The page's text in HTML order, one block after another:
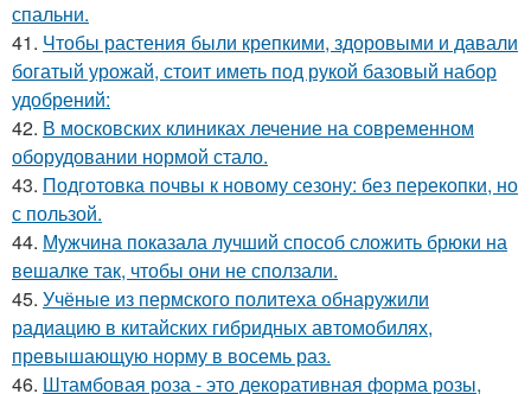
спальни.
41. Чтобы растения были крепкими, здоровыми и давали
богатый урожай, стоит иметь под рукой базовый набор
удобрений:
42. В московских клиниках лечение на современном
оборудовании нормой стало.
43. Подготовка почвы к новому сезону: без перекопки, но
с пользой.
44. Мужчина показала лучший способ сложить брюки на
вешалке так, чтобы они не сползали.
45. Учёные из пермского политеха обнаружили
радиацию в китайских гибридных автомобилях,
превышающую норму в восемь раз.
46. Штамбовая роза - это декоративная форма розы,